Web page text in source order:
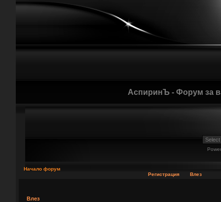
АспиринЪ - Форум за
Начало форум
Регистрация
Влез
Влез